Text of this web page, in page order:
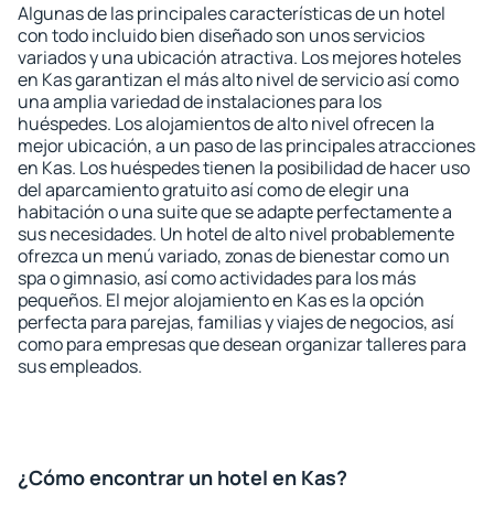
Algunas de las principales características de un hotel
con todo incluido bien diseñado son unos servicios
variados y una ubicación atractiva. Los mejores hoteles
en Kas garantizan el más alto nivel de servicio así como
una amplia variedad de instalaciones para los
huéspedes. Los alojamientos de alto nivel ofrecen la
mejor ubicación, a un paso de las principales atracciones
en Kas. Los huéspedes tienen la posibilidad de hacer uso
del aparcamiento gratuito así como de elegir una
habitación o una suite que se adapte perfectamente a
sus necesidades. Un hotel de alto nivel probablemente
ofrezca un menú variado, zonas de bienestar como un
spa o gimnasio, así como actividades para los más
pequeños. El mejor alojamiento en Kas es la opción
perfecta para parejas, familias y viajes de negocios, así
como para empresas que desean organizar talleres para
sus empleados.
¿Cómo encontrar un hotel en Kas?